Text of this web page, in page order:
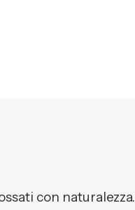
con naturalezza.